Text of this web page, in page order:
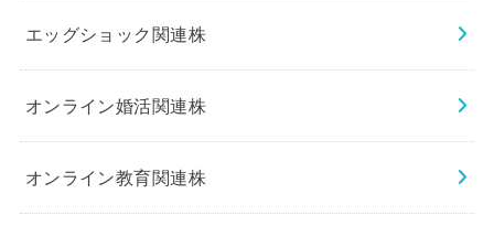
エッグショック関連株
オンライン婚活関連株
オンライン教育関連株